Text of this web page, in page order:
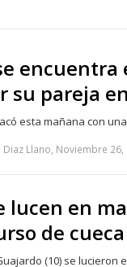
su pareja
esta mañana con
Llano, Noviembre 26,
lucen en
de cueca
(10) se lucieron